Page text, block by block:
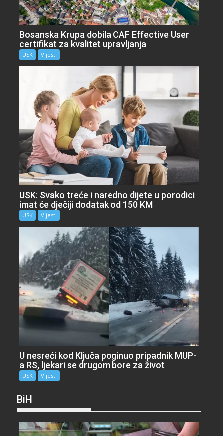
Bosanska Krupa dobila CAF Effective User
certifikat za kvalitet upravljanja
USK Vijesti
USK: Svako treće i naredno dijete u porodici
imat će dječiji dodatak od 150 KM
USK Vijesti
U nesreći kod Ključa poginuo pripadnik MUP-
a RS, ljekari se drugom bore za život
USK Vijesti
BiH